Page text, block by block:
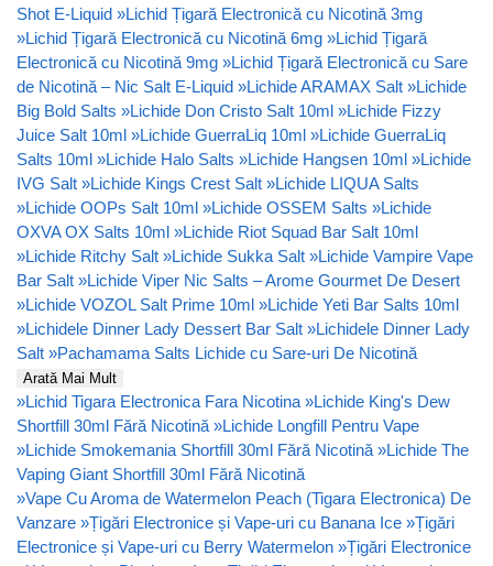
Shot E-Liquid »Lichid Țigară Electronică cu Nicotină 3mg
»Lichid Țigară Electronică cu Nicotină 6mg »Lichid Țigară
Electronică cu Nicotină 9mg »Lichid Țigară Electronică cu Sare
de Nicotină – Nic Salt E-Liquid »Lichide ARAMAX Salt »Lichide
Big Bold Salts »Lichide Don Cristo Salt 10ml »Lichide Fizzy
Juice Salt 10ml »Lichide GuerraLiq 10ml »Lichide GuerraLiq
Salts 10ml »Lichide Halo Salts »Lichide Hangsen 10ml »Lichide
IVG Salt »Lichide Kings Crest Salt »Lichide LIQUA Salts
»Lichide OOPs Salt 10ml »Lichide OSSEM Salts »Lichide
OXVA OX Salts 10ml »Lichide Riot Squad Bar Salt 10ml
»Lichide Ritchy Salt »Lichide Sukka Salt »Lichide Vampire Vape
Bar Salt »Lichide Viper Nic Salts – Arome Gourmet De Desert
»Lichide VOZOL Salt Prime 10ml »Lichide Yeti Bar Salts 10ml
»Lichidele Dinner Lady Dessert Bar Salt »Lichidele Dinner Lady
Salt »Pachamama Salts Lichide cu Sare-uri De Nicotină
Arată Mai Mult
»Lichid Tigara Electronica Fara Nicotina »Lichide King's Dew
Shortfill 30ml Fără Nicotină »Lichide Longfill Pentru Vape
»Lichide Smokemania Shortfill 30ml Fără Nicotină »Lichide The
Vaping Giant Shortfill 30ml Fără Nicotină
»Vape Cu Aroma de Watermelon Peach (Tigara Electronica) De
Vanzare »Țigări Electronice și Vape-uri cu Banana Ice »Țigări
Electronice și Vape-uri cu Berry Watermelon »Țigări Electronice